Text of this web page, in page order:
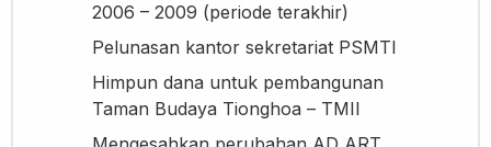
2006 – 2009 (periode terakhir)
Pelunasan kantor sekretariat PSMTI
Himpun dana untuk pembangunan
Taman Budaya Tionghoa – TMII